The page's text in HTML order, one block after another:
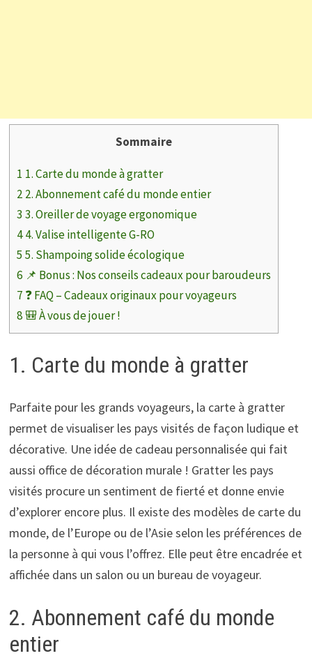
Sommaire
1 1. Carte du monde à gratter
2 2. Abonnement café du monde entier
3 3. Oreiller de voyage ergonomique
44. Valise intelligente G-RO
5 5. Shampoing solide écologique
6 📌 Bonus : Nos conseils cadeaux pour baroudeurs
7 ❓ FAQ – Cadeaux originaux pour voyageurs
8 🎒 À vous de jouer !
1. Carte du monde à gratter
Parfaite pour les grands voyageurs, la carte à gratter
permet de visualiser les pays visités de façon ludique et
décorative. Une idée de cadeau personnalisée qui fait
aussi office de décoration murale ! Gratter les pays
visités procure un sentiment de fierté et donne envie
d’explorer encore plus. Il existe des modèles de carte du
monde, de l’Europe ou de l’Asie selon les préférences de
la personne à qui vous l’offrez. Elle peut être encadrée et
affichée dans un salon ou un bureau de voyageur.
2. Abonnement café du monde
entier